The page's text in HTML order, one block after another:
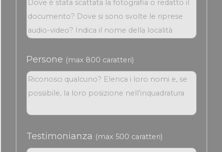
Persone (max 800 caratteri)
Testimonianza (max 500 caratteri)